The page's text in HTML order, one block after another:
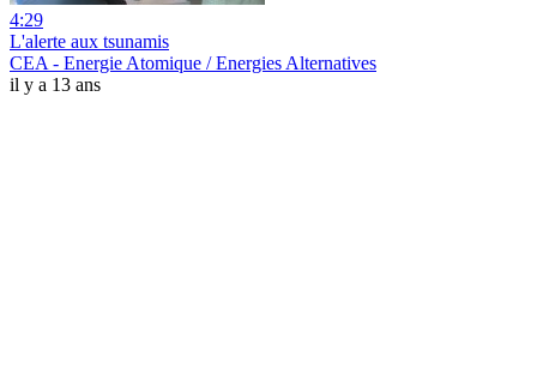
4:29
L'alerte aux tsunamis
CEA - Energie Atomique / Energies Alternatives
il y a 13 ans